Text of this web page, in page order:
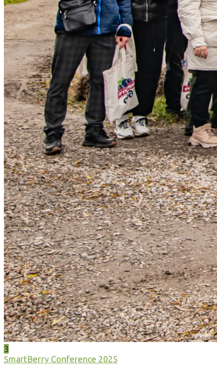
3
SmartBerry Conference 2025